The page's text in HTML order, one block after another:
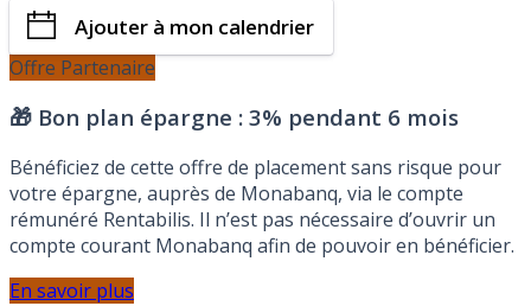
Ajouter à mon calendrier
Offre Partenaire
🎁 Bon plan épargne : 3% pendant 6 mois
Bénéficiez de cette offre de placement sans risque pour
votre épargne, auprès de Monabanq, via le compte
rémunéré Rentabilis. Il n’est pas nécessaire d’ouvrir un
compte courant Monabanq afin de pouvoir en bénéficier.
En savoir plus